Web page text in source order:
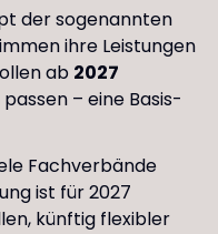
der sogenannten
ihre Leistungen
ab 2027
– eine Basis-
Fachverbände
ist für 2027
künftig flexibler